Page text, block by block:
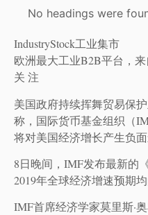
No headings were
IndustryStock工业集市
欧洲最大工业B2B平台，来
关 注
美国政府持续挥舞贸易保
称，国际货币基金组织（
将对美国经济增长产生负
8日晚间，IMF发布最新的
2019年全球经济增速预期均
IMF首席经济学家莫里斯·